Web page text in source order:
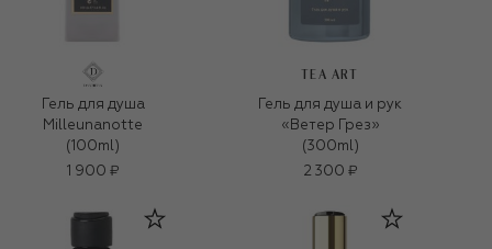
Гель для душа
Milleunanotte
(100ml)
1 900 ₽
TEA ART
Гель для душа и рук
«Ветер Грез»
(300ml)
2 300 ₽